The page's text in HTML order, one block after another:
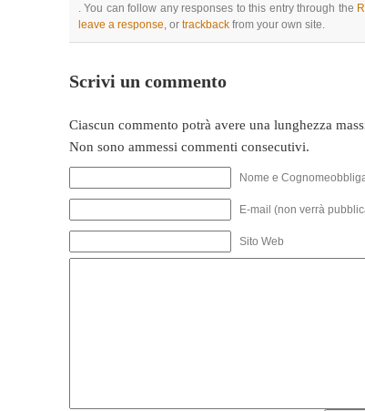
. You can follow any responses to this entry through the
leave a response, or trackback from your own site.
Scrivi un commento
Ciascun commento potrà avere una lunghezza
Non sono ammessi commenti consecutivi.
Nome e
E-mail (non verrà
Sito Web